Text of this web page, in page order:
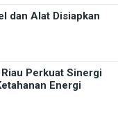
dan Alat Disiapkan
Perkuat Sinergi
Energi